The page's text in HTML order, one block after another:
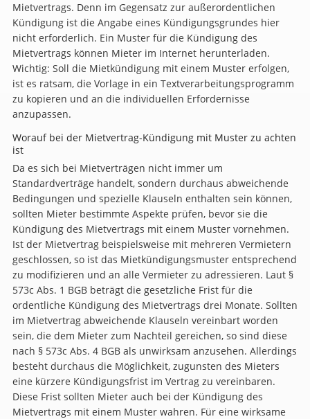
Mietvertrags. Denn im Gegensatz zur außerordentlichen
Kündigung ist die Angabe eines Kündigungsgrundes hier
nicht erforderlich. Ein Muster für die Kündigung des
Mietvertrags können Mieter im Internet herunterladen.
Wichtig: Soll die Mietkündigung mit einem Muster erfolgen,
ist es ratsam, die Vorlage in ein Textverarbeitungsprogramm
zu kopieren und an die individuellen Erfordernisse
anzupassen.
Worauf bei der Mietvertrag-Kündigung mit Muster zu achten
ist
Da es sich bei Mietverträgen nicht immer um
Standardverträge handelt, sondern durchaus abweichende
Bedingungen und spezielle Klauseln enthalten sein können,
sollten Mieter bestimmte Aspekte prüfen, bevor sie die
Kündigung des Mietvertrags mit einem Muster vornehmen.
Ist der Mietvertrag beispielsweise mit mehreren Vermietern
geschlossen, so ist das Mietkündigungsmuster entsprechend
zu modifizieren und an alle Vermieter zu adressieren. Laut §
573c Abs. 1 BGB beträgt die gesetzliche Frist für die
ordentliche Kündigung des Mietvertrags drei Monate. Sollten
im Mietvertrag abweichende Klauseln vereinbart worden
sein, die dem Mieter zum Nachteil gereichen, so sind diese
nach § 573c Abs. 4 BGB als unwirksam anzusehen. Allerdings
besteht durchaus die Möglichkeit, zugunsten des Mieters
eine kürzere Kündigungsfrist im Vertrag zu vereinbaren.
Diese Frist sollten Mieter auch bei der Kündigung des
Mietvertrags mit einem Muster wahren. Für eine wirksame